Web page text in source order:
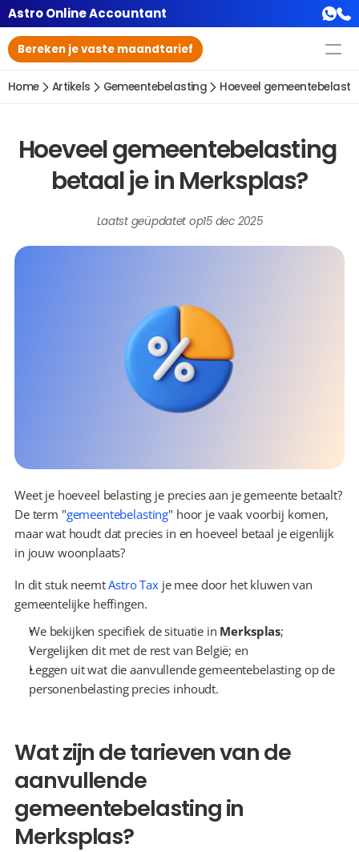
Astro Online Accountant
Bereken je vaste maandtarief
Home Artikels Gemeentebelasting Hoeveel
Hoeveel gemeentebelasting
betaal je in Merksplas?
Laatst geüpdatet op15 dec 2025
Weet je hoeveel belasting je precies aan je gemeente betaalt?
De term "gemeentebelasting" hoor je vaak voorbij komen,
maar wat houdt dat precies in en hoeveel betaal je eigenlijk
in jouw woonplaats?
In dit stuk neemt Astro Tax je mee door het kluwen van
gemeentelijke heffingen.
We bekijken specifiek de situatie in Merksplas;
Vergelijken dit met de rest van België; en
Leggen uit wat die aanvullende gemeentebelasting op de
personenbelasting precies inhoudt.
Wat zijn de tarieven van de
aanvullende
gemeentebelasting in
Merksplas?